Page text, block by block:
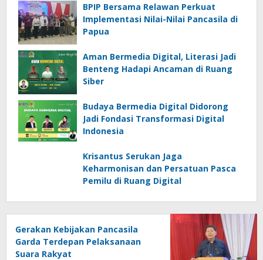
BPIP Bersama Relawan Perkuat
Implementasi Nilai-Nilai Pancasila di
Papua
Aman Bermedia Digital, Literasi Jadi
Benteng Hadapi Ancaman di Ruang
Siber
Budaya Bermedia Digital Didorong
Jadi Fondasi Transformasi Digital
Indonesia
Krisantus Serukan Jaga
Keharmonisan dan Persatuan Pasca
Pemilu di Ruang Digital
Gerakan Kebijakan Pancasila
Garda Terdepan Pelaksanaan
Suara Rakyat